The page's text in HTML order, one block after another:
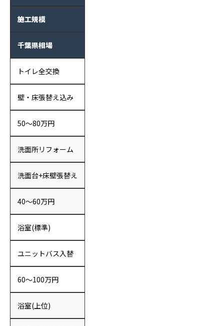
施工規模
千葉県相場
トイレ全交換
壁・床張替え込み
50〜80万円
洗面所リフォーム
洗面台+床壁張替え
40〜60万円
浴室(標準)
ユニットバス入替
60〜100万円
浴室(上位)